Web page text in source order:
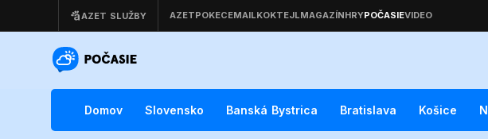
Domov Slovensko Banská Bystrica Bratislava Košice